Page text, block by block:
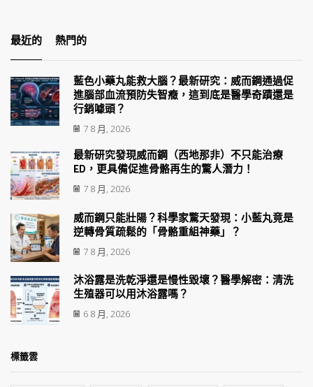
最近的 熱門的
藍色小藥丸能救大腦？最新研究：威而鋼通過促
進腦部血流預防失智癥，這到底是醫學奇蹟還是
行銷噱頭？
7 8 月, 2026
最新研究發現威而鋼（西地那非）不只能治療
ED，更具備促進骨骼再生的驚人潛力！
7 8 月, 2026
威而鋼只能壯陽？科學家驚天發現：小藍丸竟是
逆轉骨質疏鬆的「骨骼重組神藥」？
7 8 月, 2026
沐浴露是洗乾淨還是慢性毀壞？醫學解密：清洗
生殖器可以用沐浴露嗎？
6 8 月, 2026
標籤雲